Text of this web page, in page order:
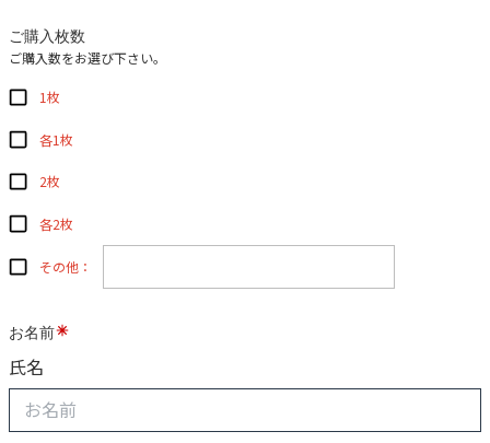
ご購入枚数
ご購入数をお選び下さい。
1枚
各1枚
2枚
各2枚
その他：
お名前
氏名